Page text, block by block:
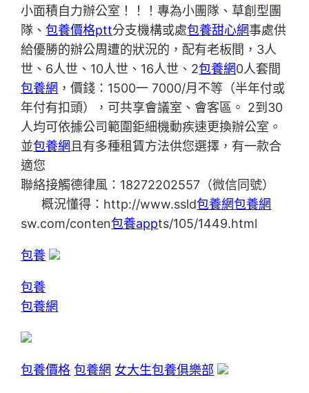
小面積自力辦公室！！！專為小團隊、草創型團
隊、包養價格ptt分支機構或處包養甜心網事處供
給優勝的辦公周遭的狀況的，配有老板間，3人
世、6人世、10人世、16人世、2包養網0人套間
包養網 ，價錢：1500一 7000/月不等（半年付或
年付有扣頭），可共享會議室、會客區。 2到30
人均可依據公司範圍鉅細機動疾速更換辦公室。
並包養網且有多種租賃方法供您選擇，有一款合
適您
聯絡接觸德律風：18272202557（微信同號）
概況懂得：http://www.ssld包養網包養網
sw.com/conten包養appts/105/1449.html
包養
包養
包養網
包養價格 包養網 女大生包養俱樂部